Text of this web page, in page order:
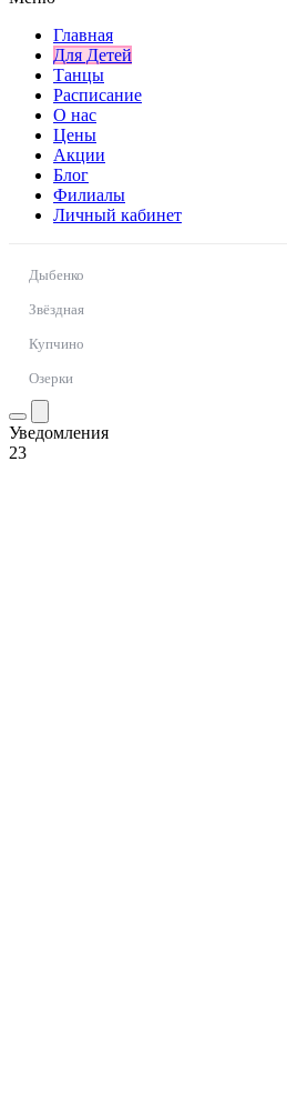
Главная
Для Детей
Танцы
Расписание
О нас
Цены
Акции
Блог
Филиалы
Личный кабинет
Дыбенко
Звёздная
Купчино
Озерки
Уведомления
23